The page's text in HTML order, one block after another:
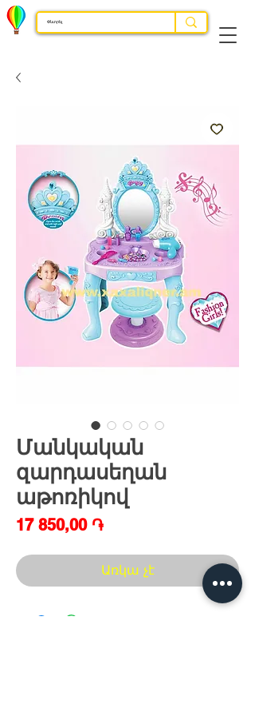
Մանկական
զարդասեղան
աթոռիկով
17 850,00 ֏Price
Առկա չէ